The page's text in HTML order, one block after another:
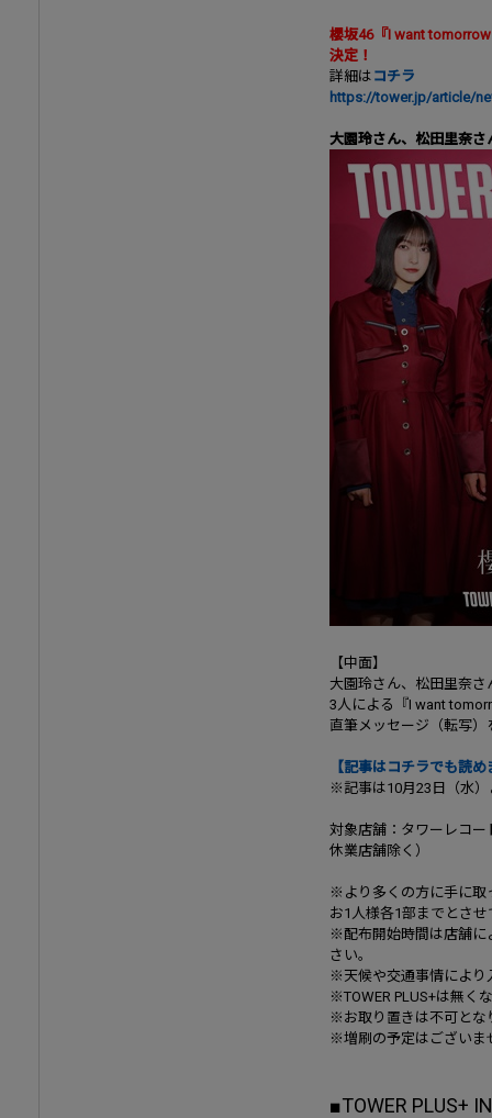
櫻坂46『I want tomorrow
決定！
詳細は コチラ
https://tower.jp/article/
大園玲さん、松田里奈
【中面】
大園玲さん、松田里奈さ
3人による『I want
直筆メッセージ（転写
【記事はコチラでも読め
※記事は10月23日（水
対象店舗：タワーレコ
休業店舗除く）
※より多くの方に手に取
お1人様各1部までとさ
※配布開始時間は店舗に
さい。
※天候や交通事情により
※TOWER PLUS+は無く
※お取り置きは不可とな
※増刷の予定はございま
■TOWER PLUS+